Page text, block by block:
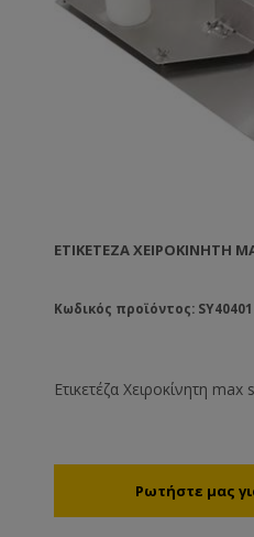
ΕΤΙΚΕΤΈΖΑ ΧΕΙΡΟΚΊΝΗΤΗ
Κωδικός προϊόντος: SY40401
Ετικετέζα Χειροκίνητη max